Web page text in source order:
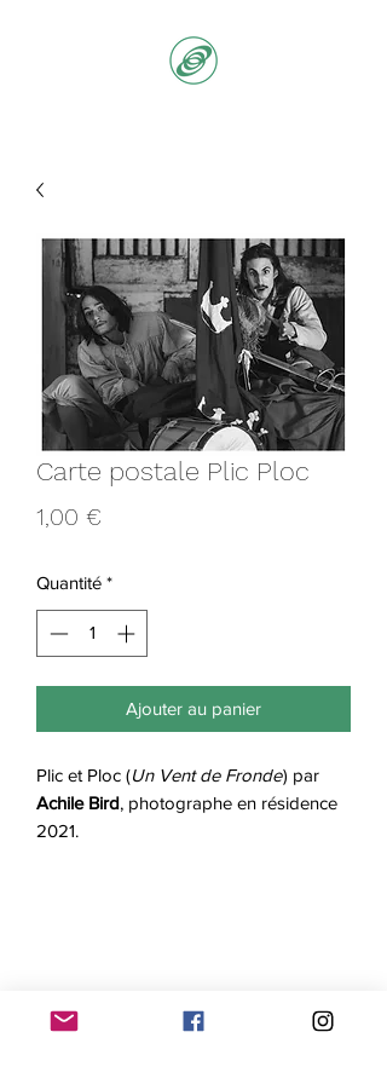
Carte postale Plic Ploc
1,00 €
Quantité *
Ajouter au panier
Plic et Ploc (Un Vent de Fronde) par
Achile Bird, photographe en résidence
2021.